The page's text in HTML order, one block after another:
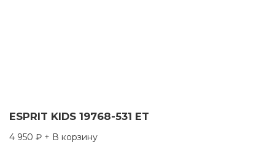
ESPRIT KIDS 19768-531 ET
4 950 ₽ + В корзину